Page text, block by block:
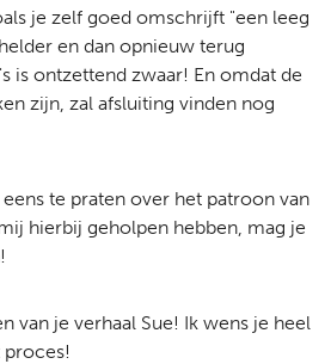
je zelf goed omschrijft "een leeg
en dan opnieuw terug
is ontzettend zwaar! En omdat de
zijn, zal afsluiting vinden nog
te praten over het patroon van
hierbij geholpen hebben, mag je
van je verhaal Sue! Ik wens je heel